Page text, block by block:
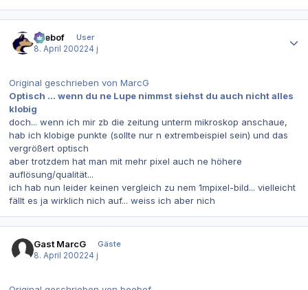
beebof
User
8. April 200224 j
Original geschrieben von MarcG
Optisch ... wenn du ne Lupe nimmst siehst du auch nicht alles
klobig
doch... wenn ich mir zb die zeitung unterm mikroskop anschaue,
hab ich klobige punkte (sollte nur n extrembeispiel sein) und das
vergrößert optisch
aber trotzdem hat man mit mehr pixel auch ne höhere
auflösung/qualität...
ich hab nun leider keinen vergleich zu nem 1mpixel-bild... vielleicht
fällt es ja wirklich nich auf... weiss ich aber nich
Gast MarcG
Gäste
8. April 200224 j